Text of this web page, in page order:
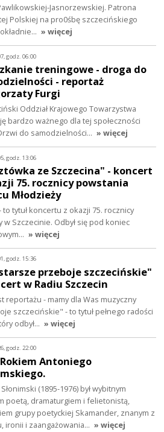
Jasnorzewskiej. Patrona
Polskiej na pro0śbę szczecińskiego
» więcej
godz. 06:00
treningowe - droga do
- reportaż
Furgi
Oddział Krajowego Towarzystwa
bardzo ważnego dla tej społeczności
do samodzielności… » więcej
godz. 13:06
ze Szczecina" - koncert
75. rocznicy powstania
Młodzieży
tytuł koncertu z okazji 75. rocznicy
w Szczecinie. Odbył się pod koniec
» więcej
godz. 15:36
przeboje szczecińskie"
w Radiu Szczecin
reportażu - mamy dla Was muzyczny
szczecińskie" - to tytuł pełnego radości
odbył… » więcej
godz. 22:00
Rokiem Antoniego
(1895-1976) był wybitnym
poetą, dramaturgiem i felietonistą,
grupy poetyckiej Skamander, znanym z
ironii i zaangażowania… » więcej